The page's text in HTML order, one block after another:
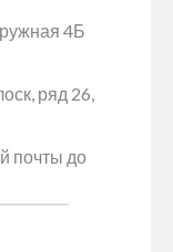
4Б
ряд 26,
почты до